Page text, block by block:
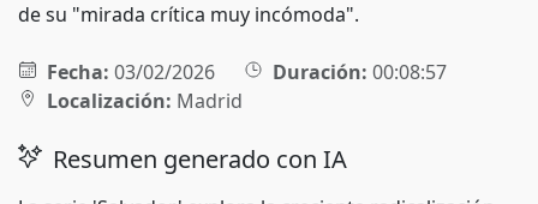
de su "mirada crítica muy incómoda".
Fecha: 03/02/2026 Duración: 00:08:57
Localización: Madrid
Resumen generado con IA